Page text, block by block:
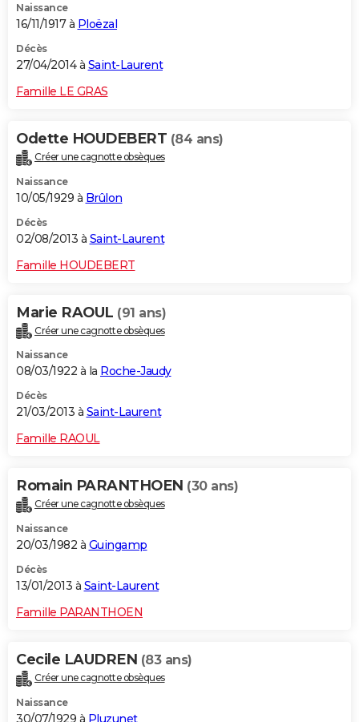
Naissance
16/11/1917 à Ploëzal
Décès
27/04/2014 à Saint-Laurent
Famille LE GRAS
Odette HOUDEBERT (84 ans)
Créer une cagnotte obsèques
Naissance
10/05/1929 à Brûlon
Décès
02/08/2013 à Saint-Laurent
Famille HOUDEBERT
Marie RAOUL (91 ans)
Créer une cagnotte obsèques
Naissance
08/03/1922 à la Roche-Jaudy
Décès
21/03/2013 à Saint-Laurent
Famille RAOUL
Romain PARANTHOEN (30 ans)
Créer une cagnotte obsèques
Naissance
20/03/1982 à Guingamp
Décès
13/01/2013 à Saint-Laurent
Famille PARANTHOEN
Cecile LAUDREN (83 ans)
Créer une cagnotte obsèques
Naissance
30/07/1929 à Pluzunet